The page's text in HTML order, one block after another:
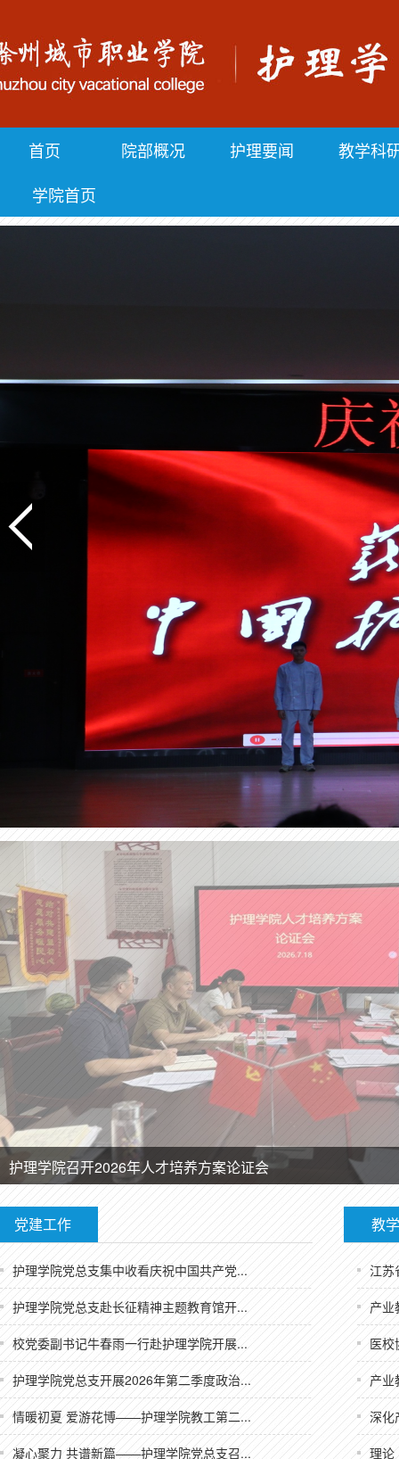
首页 院部概况 护理要闻
教学科
学院首页
Previous
护理学院召开2026年人才培养方案论证会
党建工作
护理学院党总支集中收看庆祝中国共产党...
护理学院党总支赴长征精神主题教育馆开...
校党委副书记牛春雨一行赴护理学院开展...
护理学院党总支开展2026年第二季度政治...
情暖初夏 爱游花博——护理学院教工第二...
凝心聚力 共谱新篇——护理学院党总支召...
教
江苏
产业
医
产业
深
理论